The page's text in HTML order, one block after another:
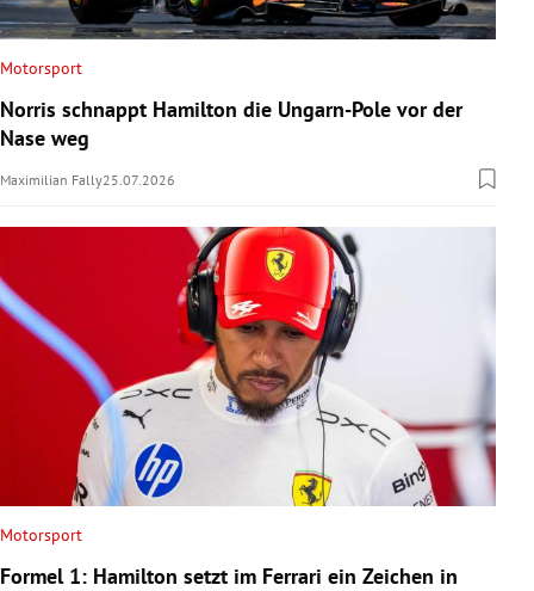
Motorsport
Norris schnappt Hamilton die Ungarn-Pole vor der
Nase weg
Maximilian Fally25.07.2026
Motorsport
Formel 1: Hamilton setzt im Ferrari ein Zeichen in